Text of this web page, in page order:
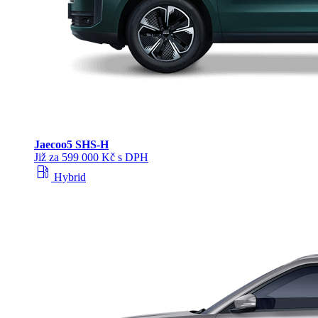
Jaecoo5 SHS-H
Již za 599 000 Kč s DPH
local_gas_station Hybrid